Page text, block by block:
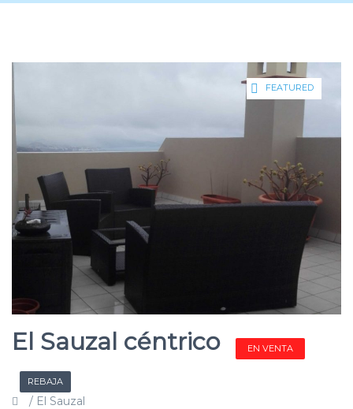
FEATURED
El Sauzal céntrico EN VENTA
REBAJA
/ El Sauzal